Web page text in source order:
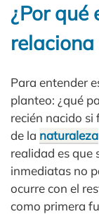
¿Por qué
Para entender
planteo: ¿qué
recién nacido
de la naturaleza
realidad es que
inmediatas no
ocurre con el
como primera